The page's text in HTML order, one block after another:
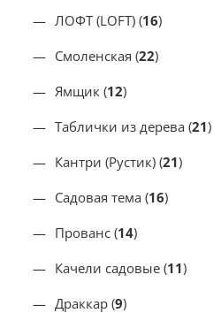
ЛОФТ (LOFT) (16)
Смоленская (22)
Ямщик (12)
Таблички из дерева (21)
Кантри (Рустик) (21)
Садовая тема (16)
Прованс (14)
Качели садовые (11)
Драккар (9)